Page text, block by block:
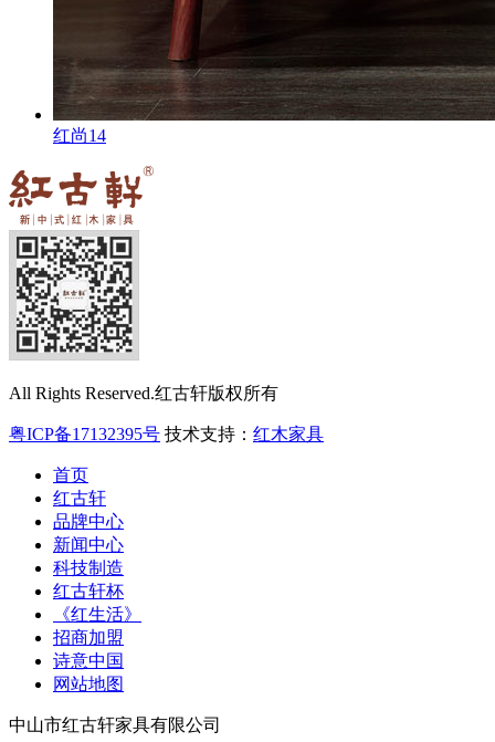
红尚14
All Rights Reserved.红古轩版权所有
粤ICP备17132395号 技术支持： 红木家具
首页
红古轩
品牌中心
新闻中心
科技制造
红古轩杯
《红生活》
招商加盟
诗意中国
网站地图
中山市红古轩家具有限公司